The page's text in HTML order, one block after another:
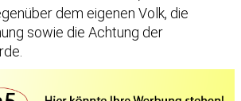
dem eigenen Volk, die
sowie die Achtung der